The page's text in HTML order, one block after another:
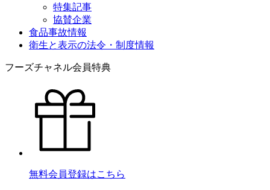
特集記事
協賛企業
食品事故情報
衛生と表示の法令・制度情報
フーズチャネル会員特典
無料会員登録はこちら